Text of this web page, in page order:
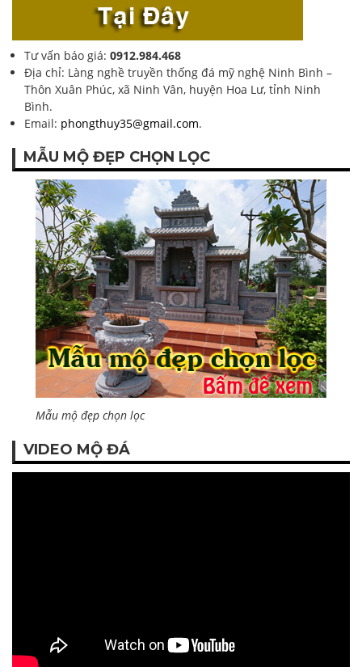
Tư vấn báo giá: 0912.984.468
Địa chỉ: Làng nghề truyền thống đá mỹ nghệ Ninh Bình –
Thôn Xuân Phúc, xã Ninh Vân, huyện Hoa Lư, tỉnh Ninh
Bình.
Email: phongthuy35@gmail.com.
MẪU MỘ ĐẸP CHỌN LỌC
Mẫu mộ đẹp chọn lọc
VIDEO MỘ ĐÁ